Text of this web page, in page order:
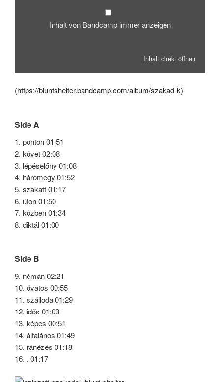
Inhalt von Bandcamp immer anzeigen
Inhalt direkt öffnen
(https://bluntshelter.bandcamp.com/album/szakad-k)
Side A
1. ponton 01:51
2. követ 02:08
3. lépéselőny 01:08
4. háromegy 01:52
5. szakatt 01:17
6. úton 01:50
7. közben 01:34
8. diktál 01:00
Side B
9. némán 02:21
10. óvatos 00:55
11. szálloda 01:29
12. idős 01:03
13. képes 00:51
14. általános 01:49
15. ránézés 01:18
16. . 01:17